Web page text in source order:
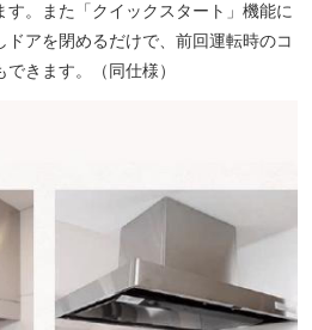
す。また「クイックスタート」機能に
アを閉めるだけで、前回運転時のコ
きます。（同仕様）